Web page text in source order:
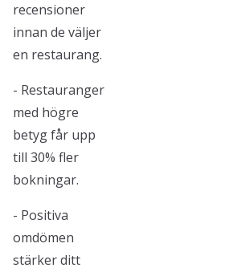
recensioner
innan de väljer
en restaurang.
- Restauranger
med högre
betyg får upp
till 30% fler
bokningar.
- Positiva
omdömen
stärker ditt